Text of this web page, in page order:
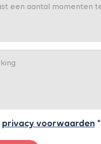
privacy voorwaarden *